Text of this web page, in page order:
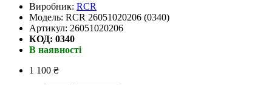
Виробник: RCR
Модель: RCR 26051020206 (0340)
Артикул: 26051020206
КОД: 0340
В наявності
1 100 ₴